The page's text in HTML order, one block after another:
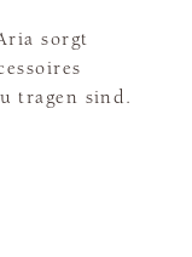
sorgt
tragen sind.